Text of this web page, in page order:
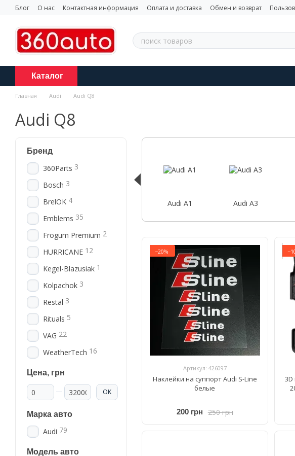
Перейти к основному контенту
Блог О нас Контактная информация Оплата и доставка Обмен и возврат
Каталог
Главная Audi Audi Q8
Audi Q8
Audi A1 Audi A3
−20%
Артикул: 426097
Наклейки на суппорт Audi S-Line
белые
250 грн
200 грн
3D
Бренд
360Parts 3
Bosch 3
BrelOK 4
Emblems 35
Frogum Premium 2
HURRICANE 12
Kegel-Blazusiak 1
Kolpachok 3
Restal 3
Rituals 5
VAG 22
WeatherTech 16
Цена, грн
От Цена, грн
До Цена, грн OK
Марка авто
Audi 79
Модель авто